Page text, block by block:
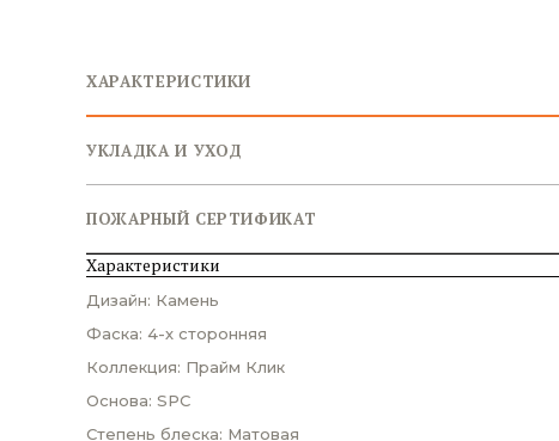
ХАРАКТЕРИСТИКИ
УКЛАДКА И УХОД
ПОЖАРНЫЙ СЕРТИФИКАТ
Характеристики
Дизайн: Камень
Фаска: 4-х сторонняя
Коллекция: Прайм Клик
Основа: SPC
Степень блеска: Матовая